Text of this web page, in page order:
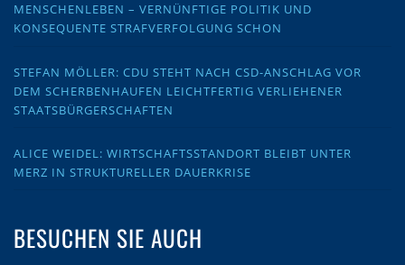
MENSCHENLEBEN – VERNÜNFTIGE POLITIK UND
KONSEQUENTE STRAFVERFOLGUNG SCHON
STEFAN MÖLLER: CDU STEHT NACH CSD-ANSCHLAG VOR
DEM SCHERBENHAUFEN LEICHTFERTIG VERLIEHENER
STAATSBÜRGERSCHAFTEN
ALICE WEIDEL: WIRTSCHAFTSSTANDORT BLEIBT UNTER
MERZ IN STRUKTURELLER DAUERKRISE
BESUCHEN SIE AUCH